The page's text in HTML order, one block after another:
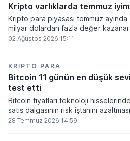
kalmaya devam ediyor.
Kripto varlıklarda temmuz
Kripto para piyasası temmuz ayında
milyar dolardan fazla değer
bir toparlanma sürecine girdi. Bitcoin
2 trilyon 159 milyar 780 milyon dolar
seviyesine ulaştı.
02 Ağustos 2026 15:11
KRIPTO PARA
Bitcoin 11 günün en düşük
test etti
Bitcoin fiyatları teknoloji
satış dalgasının risk iştahını
11 günün en düşük seviyesine indi.
28 Temmuz 2026 14:59